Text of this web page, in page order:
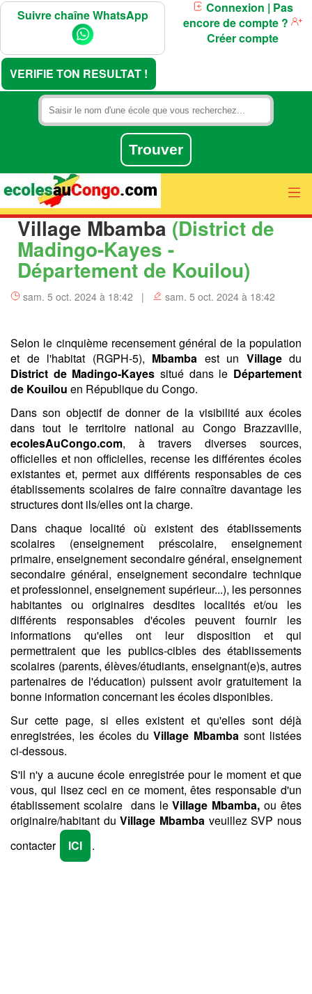
Suivre chaîne WhatsApp
VERIFIE TON RESULTAT !
Connexion | Pas
encore de compte ?
Créer compte
Village Mbamba (District de
Madingo-Kayes -
Département de Kouilou)
sam. 5 oct. 2024 à 18:42 | sam. 5 oct. 2024 à 18:42
Selon le cinquième recensement général de la population
et de l'habitat (RGPH-5), Mbamba est un Villagedu
District de Madingo-Kayes situé dans le Département
de Kouilou en République du Congo.
Dans son objectif de donner de la visibilité aux écoles
dans tout le territoire national au Congo Brazzaville,
ecolesAuCongo.com, à travers diverses sources,
officielles et non officielles, recense les différentes écoles
existantes et, permet aux différents responsables de ces
établissements scolaires de faire connaître davantage les
structures dont ils/elles ont la charge.
Dans chaque localité où existent des établissements
scolaires (enseignement préscolaire, enseignement
primaire, enseignement secondaire général, enseignement
secondaire général, enseignement secondaire technique
et professionnel, enseignement supérieur...), les personnes
habitantes ou originaires desdites localités et/ou les
différents responsables d'écoles peuvent fournir les
informations qu'elles ont leur disposition et qui
permettraient que les publics-cibles des établissements
scolaires (parents, élèves/étudiants, enseignant(e)s, autres
partenaires de l'éducation) puissent avoir gratuitement la
bonne information concernant les écoles disponibles.
Sur cette page, si elles existent et qu'elles sont déjà
enregistrées, les écoles duVillage Mbamba sont listées
ci-dessous.
S'il n'y a aucune école enregistrée pour le moment et que
vous, qui lisez ceci en ce moment, êtes responsable d'un
établissement scolaire dans leVillage Mbamba,ou êtes
originaire/habitant duVillage Mbamba veuillez SVP nous
contacter
ICI .